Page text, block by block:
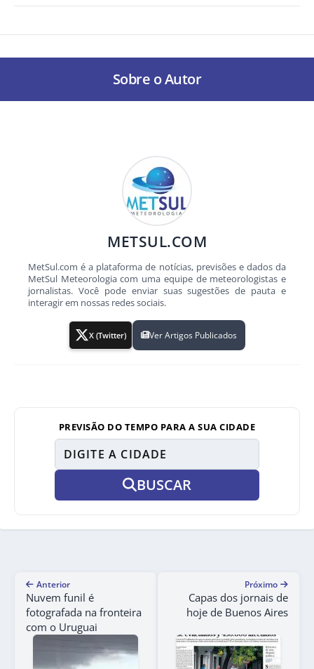
Sobre o Autor
METSUL.COM
MetSul.com é a plataforma de notícias, previsões e dados da
MetSul Meteorologia com uma equipe de meteorologistas e
jornalistas. Você pode enviar suas sugestões de pauta e
interagir em nossas redes sociais.
X (Twitter) Ver Artigos Publicados
PREVISÃO DO TEMPO PARA A SUA CIDADE
BUSCAR
Anterior
Nuvem funil é
fotografada na fronteira
com o Uruguai
Próximo
Capas dos jornais de
hoje de Buenos Aires